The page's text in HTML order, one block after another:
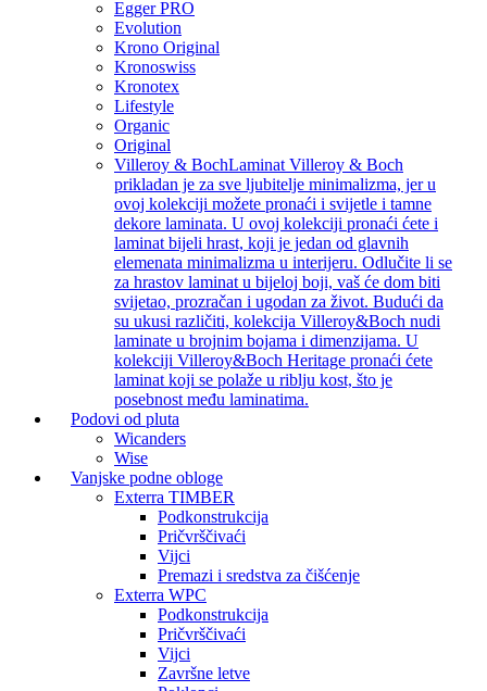
Egger PRO
Evolution
Krono Original
Kronoswiss
Kronotex
Lifestyle
Organic
Original
Villeroy & BochLaminat Villeroy & Boch
prikladan je za sve ljubitelje minimalizma, jer u
ovoj kolekciji možete pronaći i svijetle i tamne
dekore laminata. U ovoj kolekciji pronaći ćete i
laminat bijeli hrast, koji je jedan od glavnih
elemenata minimalizma u interijeru. Odlučite li se
za hrastov laminat u bijeloj boji, vaš će dom biti
svijetao, prozračan i ugodan za život. Budući da
su ukusi različiti, kolekcija Villeroy&Boch nudi
laminate u brojnim bojama i dimenzijama. U
kolekciji Villeroy&Boch Heritage pronaći ćete
laminat koji se polaže u riblju kost, što je
posebnost među laminatima.
Podovi od pluta
Wicanders
Wise
Vanjske podne obloge
Exterra TIMBER
Podkonstrukcija
Pričvrščivaći
Vijci
Premazi i sredstva za čišćenje
Exterra WPC
Podkonstrukcija
Pričvrščivaći
Vijci
Završne letve